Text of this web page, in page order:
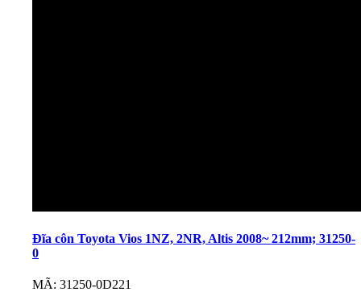
Đĩa côn Toyota Vios 1NZ, 2NR, Altis 2008~ 212mm; 31250-
0
MÃ: 31250-0D221